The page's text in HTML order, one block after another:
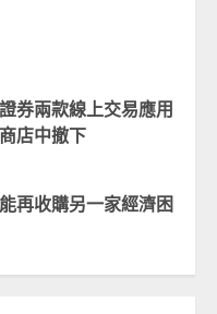
券兩款線上交易應用
店中撤下
再收購另一家經濟困